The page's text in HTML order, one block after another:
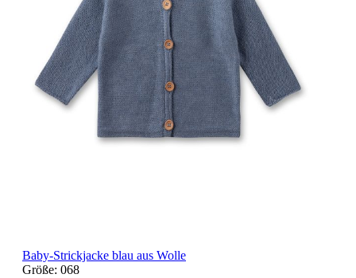
Baby-Strickjacke blau aus Wolle
Größe: 068